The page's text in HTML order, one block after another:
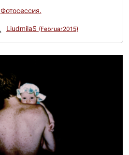
Фотосессия.
LiudmilaS (Februar2015)